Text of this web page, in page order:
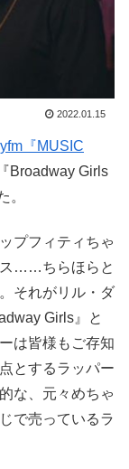
2022.01.15
『MUSIC
Broadway Girls
。
プフィティちゃ
ス……ちらほらと
それがリル・ダ
Girls』と
は皆様もご存知
とするラッパー
な、元々めちゃ
で売っているラ